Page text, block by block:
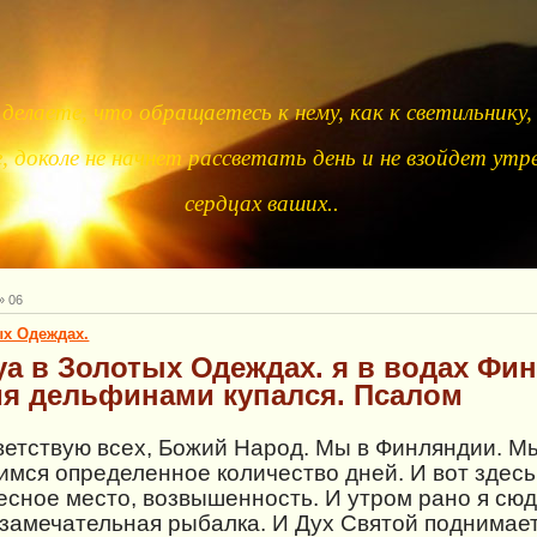
что обращаетесь к нему, как к
не начнет рассветать день и не взойдет
сердцах ваших..
06
Одеждах.
в Золотых Одеждах. я в водах
дельфинами купался. Псалом
всех, Божий Народ. Мы в Финляндии.
определенное количество дней. И вот
место, возвышенность. И утром рано я
рыбалка. И Дух Святой